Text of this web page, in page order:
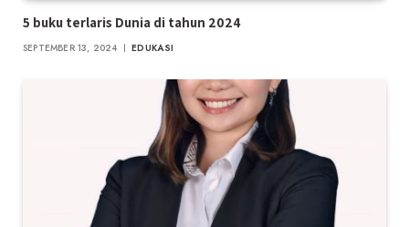
5 buku terlaris Dunia di tahun 2024
SEPTEMBER 13, 2024 EDUKASI